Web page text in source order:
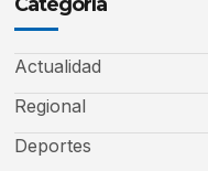
Actualidad
Regional
Deportes